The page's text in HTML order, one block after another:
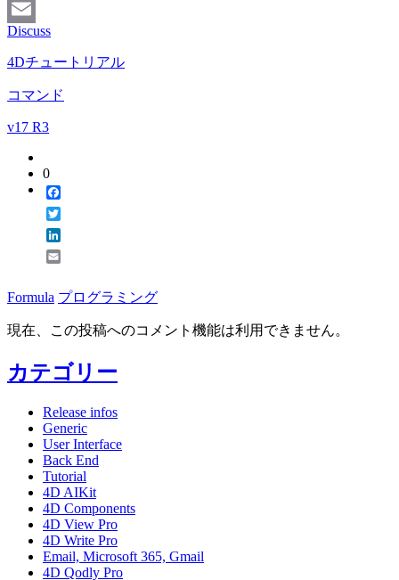
LinkedIn
Email
Discuss
4Dチュートリアル
コマンド
v17 R3
0
Formula プログラミング
現在、この投稿へのコメント機能は利用できません。
カテゴリー
Release infos
Generic
User Interface
Back End
Tutorial
4D AIKit
4D Components
4D View Pro
4D Write Pro
Email, Microsoft 365, Gmail
4D Qodly Pro